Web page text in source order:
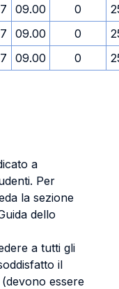
09.00 0
09.00 0
09.00 0
a
Per
la sezione
dello
a tutti gli
il
essere